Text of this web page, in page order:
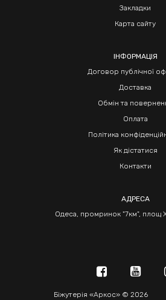
Закладки
Карта сайту
ІНФОРМАЦІЯ
Договор публічної
Доставка
Обмін та
Оплата
Політика
Як дістатися
Контакти
АДРЕСА
Одеса, промринок "7км", площ
Біжутерія «Аркос» © 2026